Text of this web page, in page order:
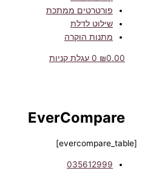
פורטרטים ממתכת
שילוט לדלת
מתנות הוקרה
₪0.00
0 עגלת קניות
EverCompare
035612999